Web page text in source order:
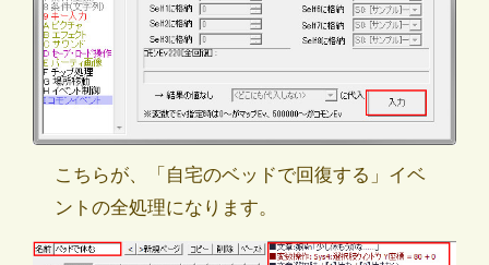
こちらが、「自宅のベッドで回復する」イベ
ントの全処理になります。